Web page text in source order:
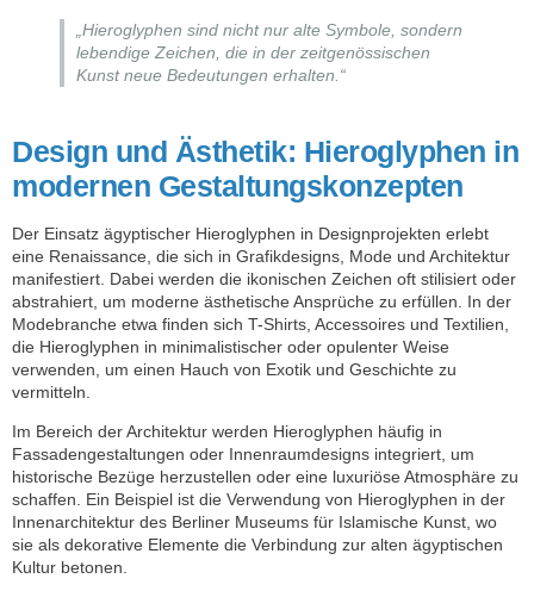
„Hieroglyphen sind nicht nur alte Symbole, sondern
lebendige Zeichen, die in der zeitgenössischen
Kunst neue Bedeutungen erhalten.“
Design und Ästhetik: Hieroglyphen in
modernen Gestaltungskonzepten
Der Einsatz ägyptischer Hieroglyphen in Designprojekten erlebt
eine Renaissance, die sich in Grafikdesigns, Mode und Architektur
manifestiert. Dabei werden die ikonischen Zeichen oft stilisiert oder
abstrahiert, um moderne ästhetische Ansprüche zu erfüllen. In der
Modebranche etwa finden sich T-Shirts, Accessoires und Textilien,
die Hieroglyphen in minimalistischer oder opulenter Weise
verwenden, um einen Hauch von Exotik und Geschichte zu
vermitteln.
Im Bereich der Architektur werden Hieroglyphen häufig in
Fassadengestaltungen oder Innenraumdesigns integriert, um
historische Bezüge herzustellen oder eine luxuriöse Atmosphäre zu
schaffen. Ein Beispiel ist die Verwendung von Hieroglyphen in der
Innenarchitektur des Berliner Museums für Islamische Kunst, wo
sie als dekorative Elemente die Verbindung zur alten ägyptischen
Kultur betonen.